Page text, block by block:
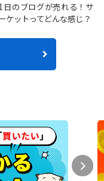
日のブログが売れる！サ
ケットってどんな感じ？